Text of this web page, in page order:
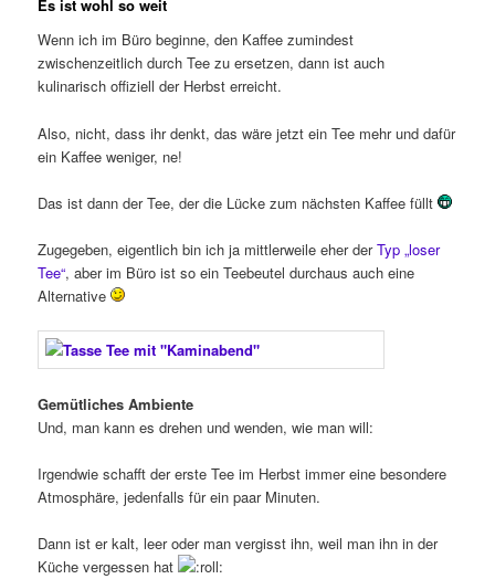
Es ist wohl so weit
Wenn ich im Büro beginne, den Kaffee zumindest
zwischenzeitlich durch Tee zu ersetzen, dann ist auch
kulinarisch offiziell der Herbst erreicht.
Also, nicht, dass ihr denkt, das wäre jetzt ein Tee mehr und dafür
ein Kaffee weniger, ne!
Das ist dann der Tee, der die Lücke zum nächsten Kaffee füllt
Zugegeben, eigentlich bin ich ja mittlerweile eher derTyp „loser
Tee“, aber im Büro ist so ein Teebeutel durchaus auch eine
Alternative
Gemütliches Ambiente
Und, man kann es drehen und wenden, wie man will:
Irgendwie schafft der erste Tee im Herbst immer eine besondere
Atmosphäre, jedenfalls für ein paar Minuten.
Dann ist er kalt, leer oder man vergisst ihn, weil man ihn in der
Küche vergessen hat